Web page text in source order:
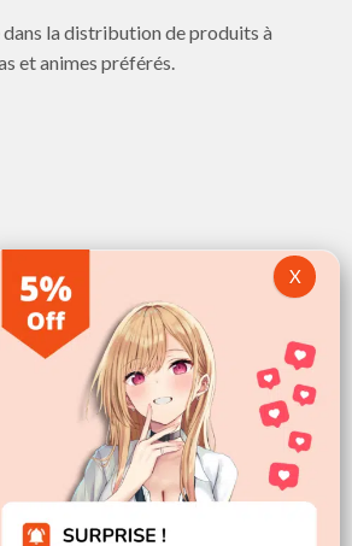
sur
la distribution de produits à
et animes préférés.